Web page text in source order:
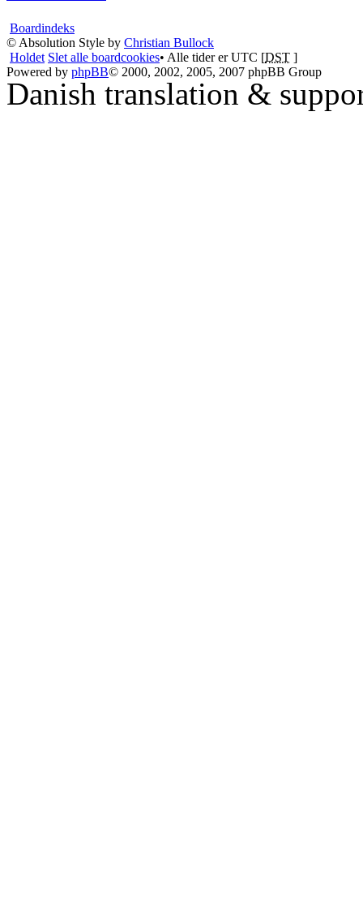
Boardindeks
© Absolution Style by Christian Bullock
Holdet Slet alle boardcookies• Alle tider er UTC [DST ]
Powered by phpBB© 2000, 2002, 2005, 2007 phpBB Group
Danish translation &